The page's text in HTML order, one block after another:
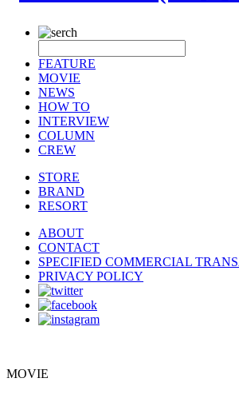
FEATURE
MOVIE
NEWS
HOW TO
INTERVIEW
COLUMN
CREW
STORE
BRAND
RESORT
ABOUT
CONTACT
SPECIFIED COMMERCIAL
PRIVACY POLICY
MOVIE